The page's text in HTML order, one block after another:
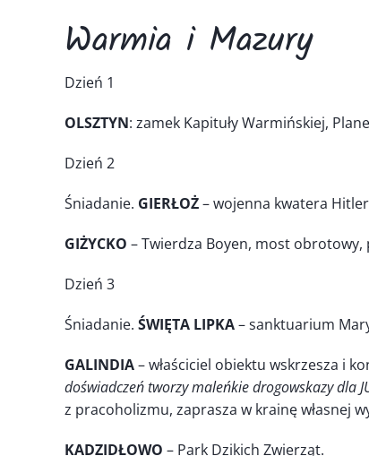
Warmia i Mazury
Dzień 1
OLSZTYN: zamek Kapituły Warmińskiej,
Dzień 2
Śniadanie. GIERŁOŻ– wojenna kwatera
GIŻYCKO – Twierdza Boyen, most
Dzień 3
Śniadanie. ŚWIĘTA LIPKA– sanktuarium
GALINDIA– właściciel obiektu wskrzesza i
doświadczeń tworzy maleńkie drogowskazy dla
z pracoholizmu, zaprasza w krainę własnej
KADZIDŁOWO – Park Dzikich Zwierząt.